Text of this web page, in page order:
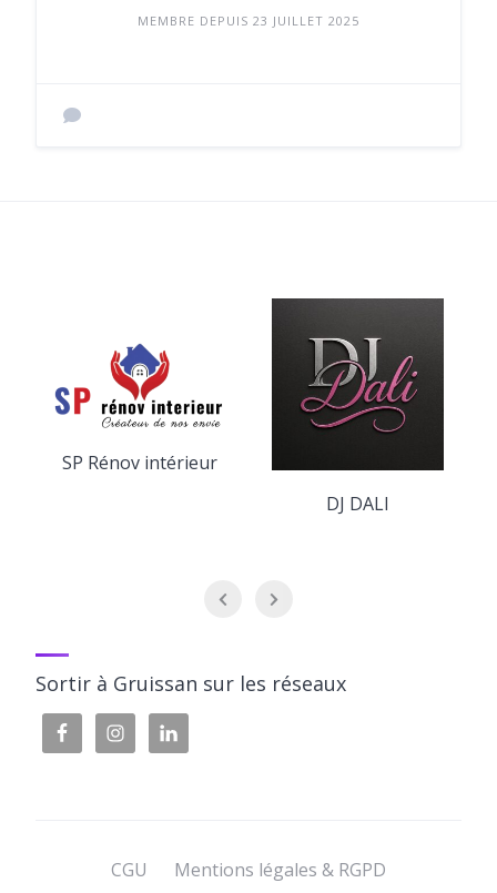
MEMBRE DEPUIS 23 JUILLET 2025
SP Rénov intérieur
DJ DALI
Sortir à Gruissan sur les réseaux
CGU Mentions légales & RGPD